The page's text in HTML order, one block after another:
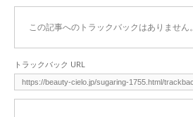
この記事へのトラックバックはありません。
トラックバック URL